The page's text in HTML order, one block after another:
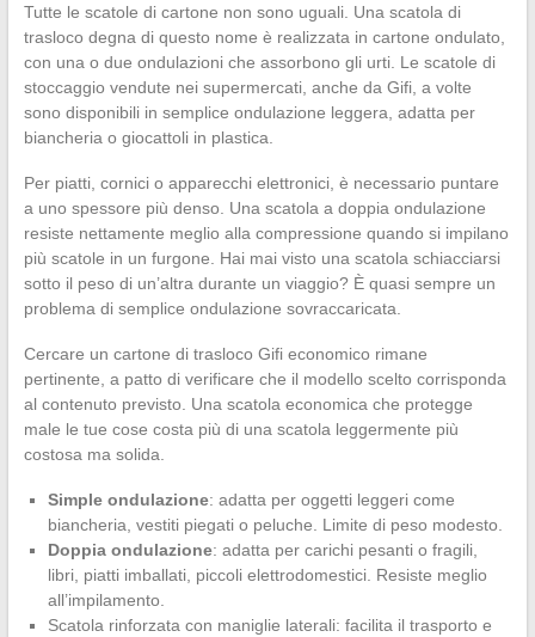
Tutte le scatole di cartone non sono uguali. Una scatola di
trasloco degna di questo nome è realizzata in cartone ondulato,
con una o due ondulazioni che assorbono gli urti. Le scatole di
stoccaggio vendute nei supermercati, anche da Gifi, a volte
sono disponibili in semplice ondulazione leggera, adatta per
biancheria o giocattoli in plastica.
Per piatti, cornici o apparecchi elettronici, è necessario puntare
a uno spessore più denso. Una scatola a doppia ondulazione
resiste nettamente meglio alla compressione quando si impilano
più scatole in un furgone. Hai mai visto una scatola schiacciarsi
sotto il peso di un’altra durante un viaggio? È quasi sempre un
problema di semplice ondulazione sovraccaricata.
Cercare un cartone di trasloco Gifi economico rimane
pertinente, a patto di verificare che il modello scelto corrisponda
al contenuto previsto. Una scatola economica che protegge
male le tue cose costa più di una scatola leggermente più
costosa ma solida.
Simple ondulazione: adatta per oggetti leggeri come
biancheria, vestiti piegati o peluche. Limite di peso modesto.
Doppia ondulazione: adatta per carichi pesanti o fragili,
libri, piatti imballati, piccoli elettrodomestici. Resiste meglio
all’impilamento.
Scatola rinforzata con maniglie laterali: facilita il trasporto e